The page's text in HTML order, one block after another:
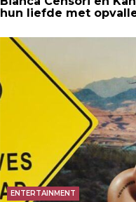
hun liefde met
ENTERTAINMENT